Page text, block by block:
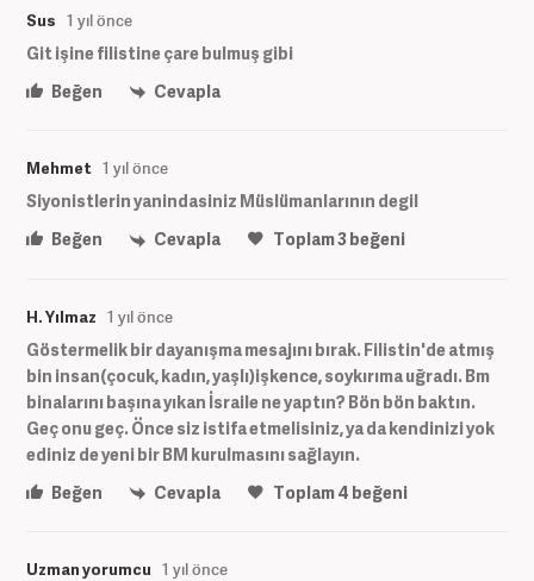
Sus 1 yıl önce
Git işine filistine çare bulmuş gibi
Beğen
Cevapla
Mehmet 1 yıl önce
Siyonistlerin yanindasiniz Müslümanlarının degil
Beğen
Cevapla Toplam3beğeni
H. Yılmaz 1 yıl önce
Göstermelik bir dayanışma mesajını bırak. Filistin'de atmış
bin insan(çocuk, kadın, yaşlı)işkence, soykırıma uğradı. Bm
binalarını başına yıkan İsraile ne yaptın? Bön bön baktın.
Geç onu geç. Önce siz istifa etmelisiniz, ya da kendinizi yok
ediniz de yeni bir BM kurulmasını sağlayın.
Beğen
Cevapla Toplam4 beğeni
Uzman yorumcu 1 yıl önce